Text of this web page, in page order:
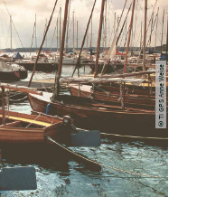
©
TI GPS Anne Weise